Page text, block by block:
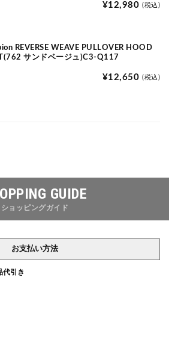
¥12,980 (税込)
REVERSE WEAVE PULLOVER HOOD
サンドベージュ)C3-Q117
¥12,650 (税込)
GUIDE
ショッピングガイド
お支払い方法
代引き